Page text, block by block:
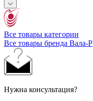
Все товары категории
Все товары бренда Вала-Р
Нужна консультация?